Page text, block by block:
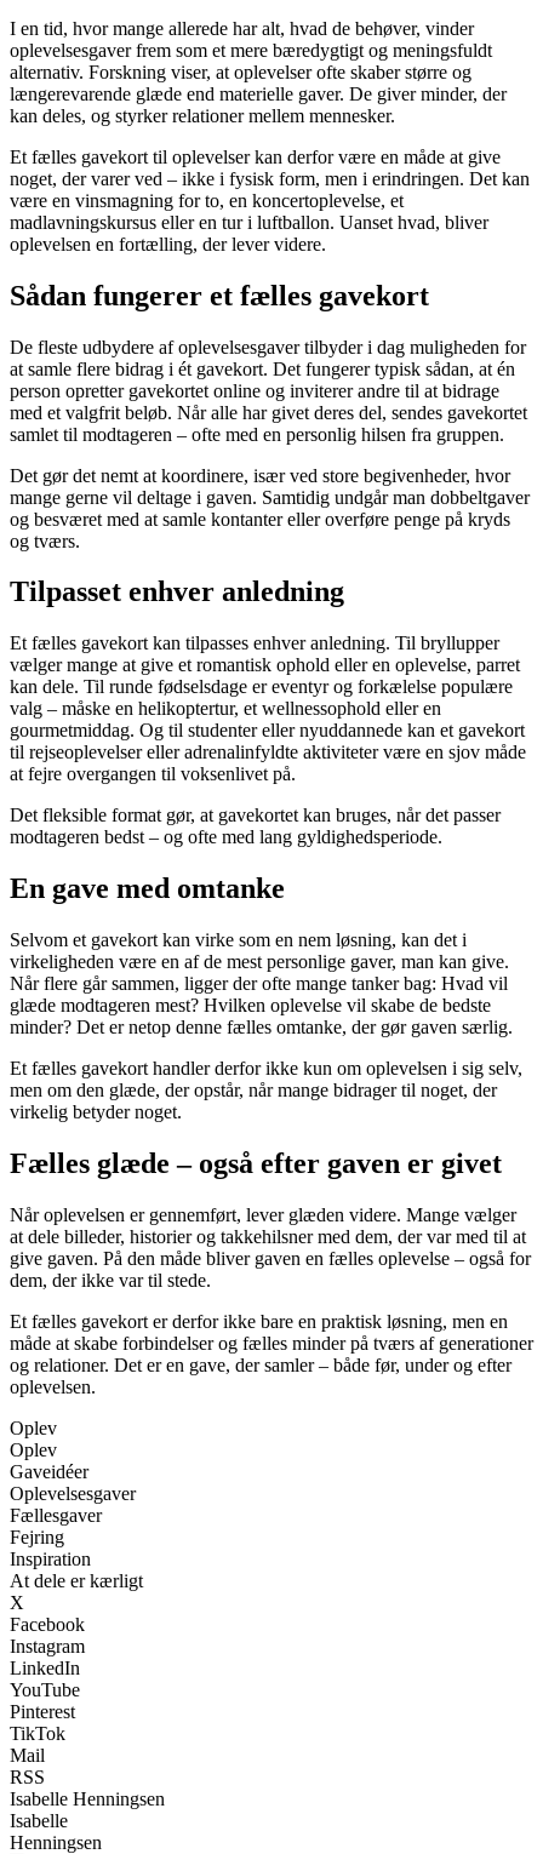
I en tid, hvor mange allerede har alt, hvad de behøver, vinder
oplevelsesgaver frem som et mere bæredygtigt og meningsfuldt
alternativ. Forskning viser, at oplevelser ofte skaber større og
længerevarende glæde end materielle gaver. De giver minder, der
kan deles, og styrker relationer mellem mennesker.
Et fælles gavekort til oplevelser kan derfor være en måde at give
noget, der varer ved – ikke i fysisk form, men i erindringen. Det kan
være en vinsmagning for to, en koncertoplevelse, et
madlavningskursus eller en tur i luftballon. Uanset hvad, bliver
oplevelsen en fortælling, der lever videre.
Sådan fungerer et fælles gavekort
De fleste udbydere af oplevelsesgaver tilbyder i dag muligheden for
at samle flere bidrag i ét gavekort. Det fungerer typisk sådan, at én
person opretter gavekortet online og inviterer andre til at bidrage
med et valgfrit beløb. Når alle har givet deres del, sendes gavekortet
samlet til modtageren – ofte med en personlig hilsen fra gruppen.
Det gør det nemt at koordinere, især ved store begivenheder, hvor
mange gerne vil deltage i gaven. Samtidig undgår man dobbeltgaver
og besværet med at samle kontanter eller overføre penge på kryds
og tværs.
Tilpasset enhver anledning
Et fælles gavekort kan tilpasses enhver anledning. Til bryllupper
vælger mange at give et romantisk ophold eller en oplevelse, parret
kan dele. Til runde fødselsdage er eventyr og forkælelse populære
valg – måske en helikoptertur, et wellnessophold eller en
gourmetmiddag. Og til studenter eller nyuddannede kan et gavekort
til rejseoplevelser eller adrenalinfyldte aktiviteter være en sjov måde
at fejre overgangen til voksenlivet på.
Det fleksible format gør, at gavekortet kan bruges, når det passer
modtageren bedst – og ofte med lang gyldighedsperiode.
En gave med omtanke
Selvom et gavekort kan virke som en nem løsning, kan det i
virkeligheden være en af de mest personlige gaver, man kan give.
Når flere går sammen, ligger der ofte mange tanker bag: Hvad vil
glæde modtageren mest? Hvilken oplevelse vil skabe de bedste
minder? Det er netop denne fælles omtanke, der gør gaven særlig.
Et fælles gavekort handler derfor ikke kun om oplevelsen i sig selv,
men om den glæde, der opstår, når mange bidrager til noget, der
virkelig betyder noget.
Fælles glæde – også efter gaven er givet
Når oplevelsen er gennemført, lever glæden videre. Mange vælger
at dele billeder, historier og takkehilsner med dem, der var med til at
give gaven. På den måde bliver gaven en fælles oplevelse – også for
dem, der ikke var til stede.
Et fælles gavekort er derfor ikke bare en praktisk løsning, men en
måde at skabe forbindelser og fælles minder på tværs af generationer
og relationer. Det er en gave, der samler – både før, under og efter
oplevelsen.
Oplev
Oplev
Gaveidéer
Oplevelsesgaver
Fællesgaver
Fejring
Inspiration
At dele er kærligt
X
Facebook
Instagram
LinkedIn
YouTube
Pinterest
TikTok
Mail
RSS
Isabelle Henningsen
Isabelle
Henningsen